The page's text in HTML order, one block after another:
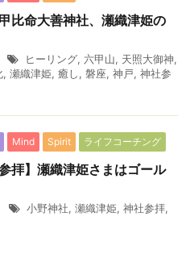
甲比命大善神社、瀬織津姫の
ヒーリング, 六甲山, 天照大御神,
, 瀬織津姫, 癒し, 磐座, 神戸, 神社参
Mind Spirit ライフコーチング
参拝】瀬織津姫さまはゴール
小野神社, 瀬織津姫, 神社参拝,